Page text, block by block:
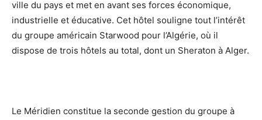
ville du pays et met en avant ses forces économique,
industrielle et éducative. Cet hôtel souligne tout l’intérêt
du groupe américain Starwood pour l’Algérie, où il
dispose de trois hôtels au total, dont un Sheraton à Alger.
Le Méridien constitue la seconde gestion du groupe à